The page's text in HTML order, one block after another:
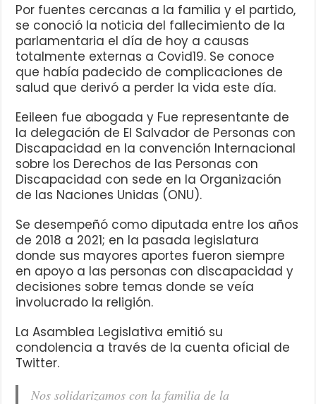
Por fuentes cercanas a la familia y el partido,
se conoció la noticia del fallecimiento de la
parlamentaria el día de hoy a causas
totalmente externas a Covid19. Se conoce
que había padecido de complicaciones de
salud que derivó a perder la vida este día.
Eeileen fue abogada y Fue representante de
la delegación de El Salvador de Personas con
Discapacidad en la convención Internacional
sobre los Derechos de las Personas con
Discapacidad con sede en la Organización
de las Naciones Unidas (ONU).
Se desempeñó como diputada entre los años
de 2018 a 2021; en la pasada legislatura
donde sus mayores aportes fueron siempre
en apoyo a las personas con discapacidad y
decisiones sobre temas donde se veía
involucrado la religión.
La Asamblea Legislativa emitió su
condolencia a través de la cuenta oficial de
Twitter.
Nos solidarizamos con la familia de la